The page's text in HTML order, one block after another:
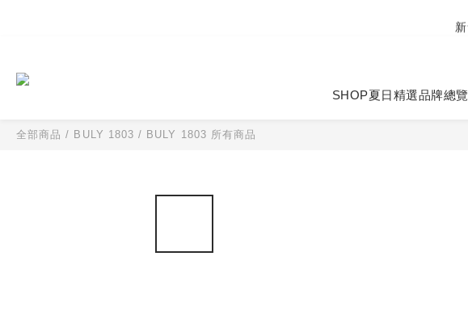
SHOP夏日精選品牌總覽
全部商品 / BULY 1803 / BULY 1803 所有商品